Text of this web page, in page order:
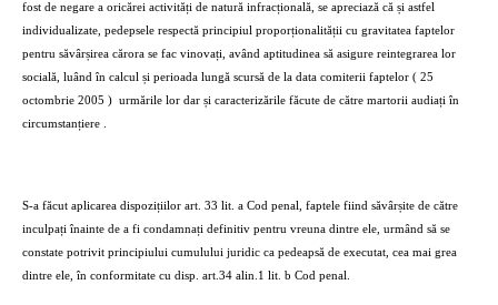
fost de negare a oricărei activități de natură infracțională, se apreciază că și astfel
individualizate, pedepsele respectă principiul proporționalității cu gravitatea faptelor
pentru săvârșirea cărora se fac vinovați, având aptitudinea să asigure reintegrarea lor
socială, luând în calcul și perioada lungă scursă de la data comiterii faptelor ( 25
octombrie 2005 ) urmările lor dar și caracterizările făcute de către martorii audiați în
circumstanțiere .
S-a făcut aplicarea dispozițiilor art. 33 lit. a Cod penal, faptele fiind săvârșite de către
inculpați înainte de a fi condamnați definitiv pentru vreuna dintre ele, urmând să se
constate potrivit principiului cumulului juridic ca pedeapsă de executat, cea mai grea
dintre ele, în conformitate cu disp. art.34 alin.1 lit. b Cod penal.